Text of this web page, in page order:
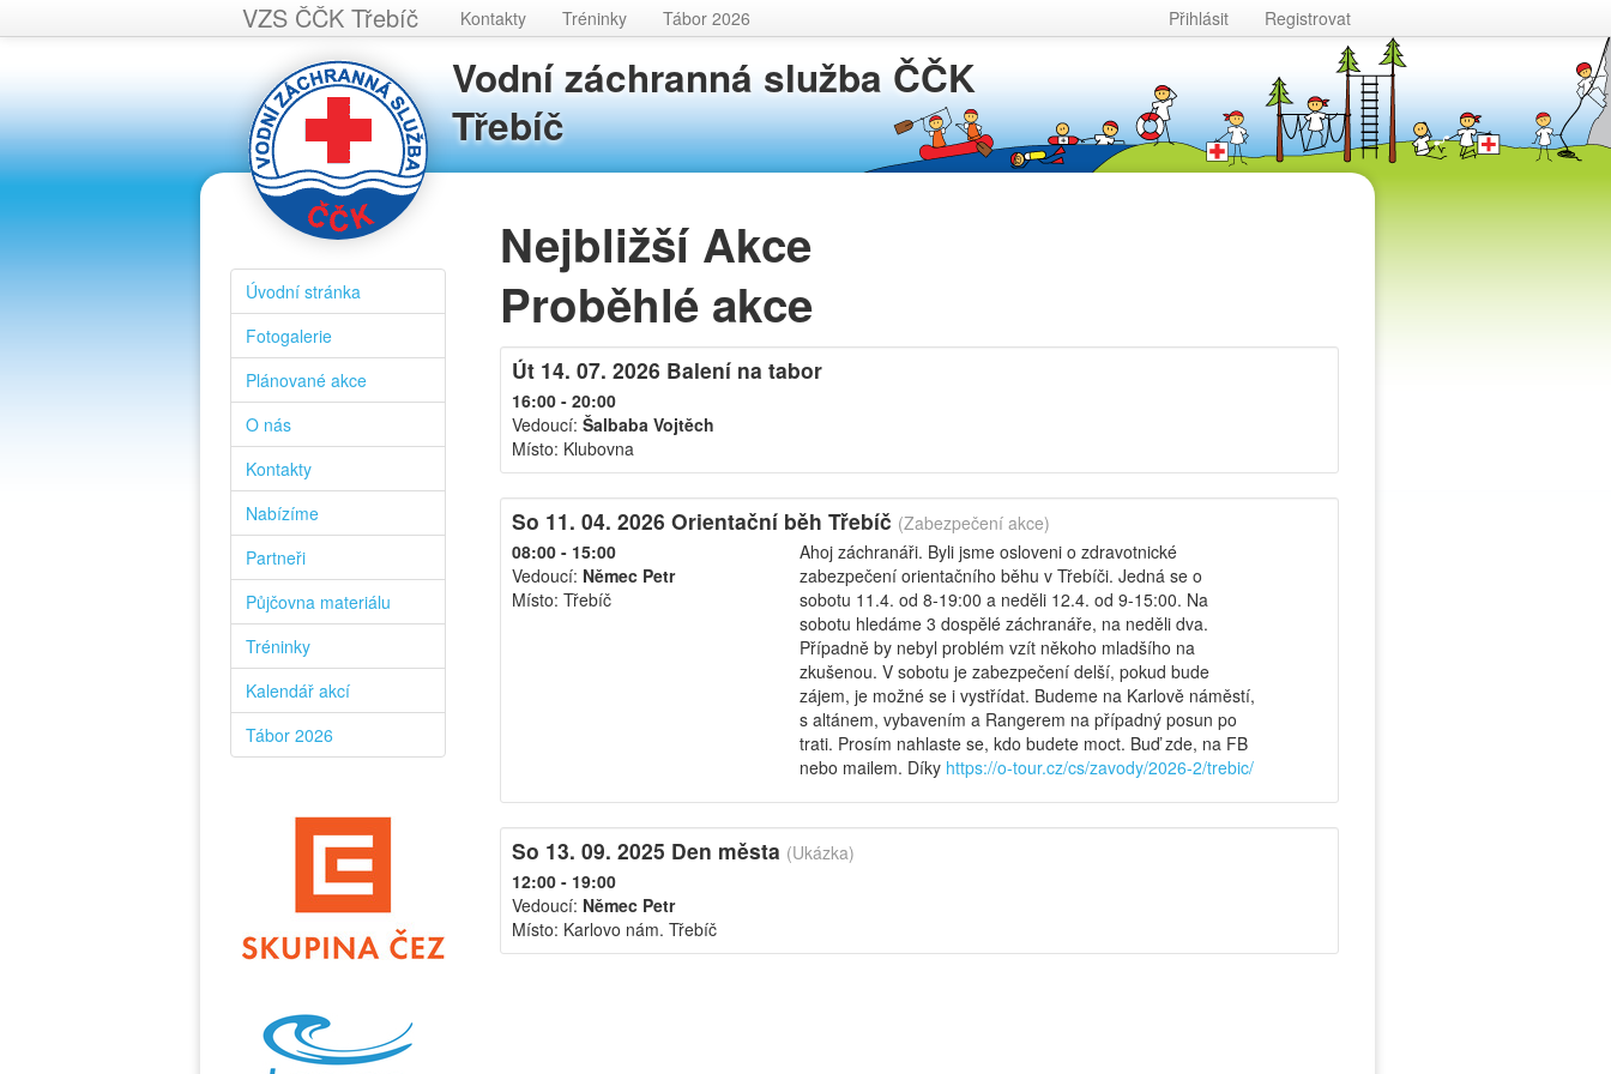
VZS ČČK Třebíč Kontakty Tréninky Tábor 2026 Přihlásit Registrovat
Vodní záchranná služba ČČK
Třebíč
Úvodní stránka
Fotogalerie
Plánované akce
O nás
Kontakty
Nabízíme
Partneři
Půjčovna materiálu
Tréninky
Kalendář akcí
Tábor 2026
Nejbližší Akce
Proběhlé akce
Út 14. 07. 2026 Balení na tabor
16:00 - 20:00
Vedoucí: Šalbaba Vojtěch
Místo: Klubovna
So 11. 04. 2026 Orientační běh Třebíč (Zabezpečení akce)
08:00 - 15:00
Vedoucí: Němec Petr
Místo: Třebíč
Ahoj záchranáři. Byli jsme osloveni o zdravotnické
zabezpečení orientačního běhu v Třebíči. Jedná se o
sobotu 11.4. od 8-19:00 a neděli 12.4. od 9-15:00. Na
sobotu hledáme 3 dospělé záchranáře, na neděli dva.
Případně by nebyl problém vzít někoho mladšího na
zkušenou. V sobotu je zabezpečení delší, pokud bude
zájem, je možné se i vystřídat. Budeme na Karlově náměstí,
s altánem, vybavením a Rangerem na případný posun po
trati. Prosím nahlaste se, kdo budete moct. Buď zde, na FB
nebo mailem. Díky https://o-tour.cz/cs/zavody/2026-2/trebic/
So 13. 09. 2025 Den města (Ukázka)
12:00 - 19:00
Vedoucí: Němec Petr
Místo: Karlovo nám. Třebíč